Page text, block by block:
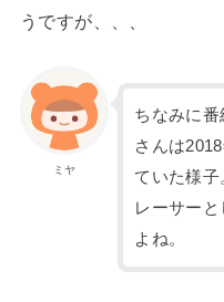
うですが、、、
ミヤ
ちなみに番
さんは
ていた様子
レーサー
よね。